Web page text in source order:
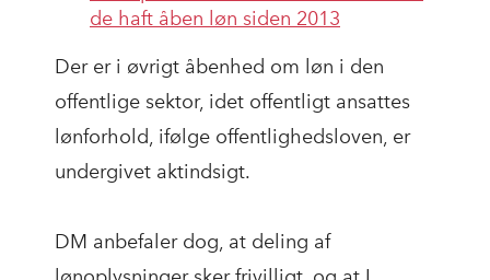
de haft åben løn siden 2013
Der er i øvrigt åbenhed om løn i den
offentlige sektor, idet offentligt ansattes
lønforhold, ifølge offentlighedsloven, er
undergivet aktindsigt.
DM anbefaler dog, at deling af